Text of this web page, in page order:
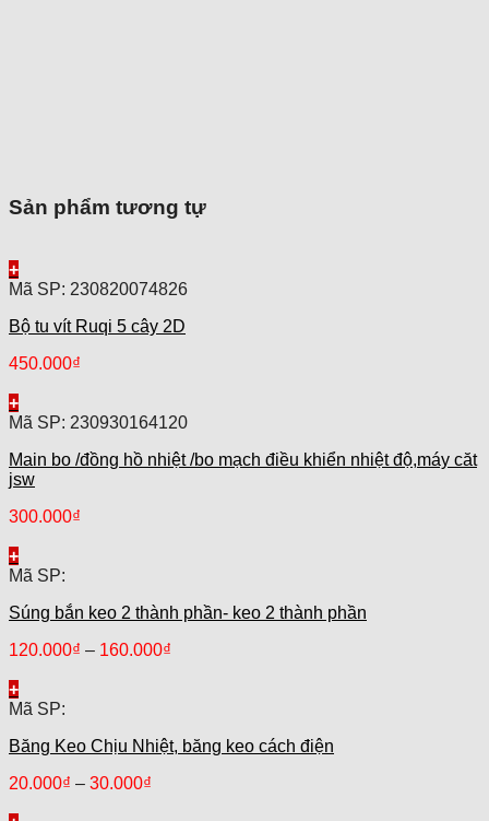
Sản phẩm tương tự
+
Mã SP: 230820074826
Bộ tu vít Ruqi 5 cây 2D
450.000₫
+
Mã SP: 230930164120
Main bo /đồng hồ nhiệt /bo mạch điều khiển nhiệt độ,máy căt
jsw
300.000₫
+
Mã SP:
Súng bắn keo 2 thành phần- keo 2 thành phần
120.000₫ – 160.000₫
+
Mã SP:
Băng Keo Chịu Nhiệt, băng keo cách điện
20.000₫ – 30.000₫